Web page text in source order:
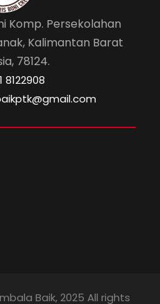
Komp. Persekolahan
Kalimantan Barat
78124.
8122908
Baik, 2025 All rights